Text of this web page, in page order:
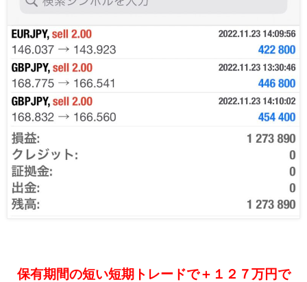
保有期間の短い短期トレードで＋１２７万円で